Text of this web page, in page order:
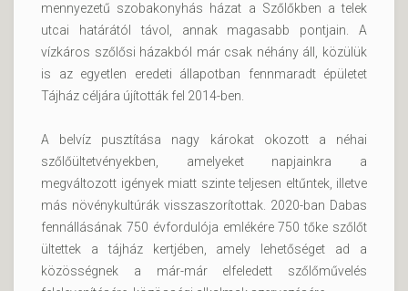
mennyezetű szobakonyhás házat a Szőlőkben a telek
utcai határától távol, annak magasabb pontjain. A
vízkáros szőlősi házakból már csak néhány áll, közülük
is az egyetlen eredeti állapotban fennmaradt épületet
Tájház céljára újították fel 2014-ben.
A belvíz pusztítása nagy károkat okozott a néhai
szőlőültetvényekben, amelyeket napjainkra a
megváltozott igények miatt szinte teljesen eltűntek, illetve
más növénykultúrák visszaszorítottak. 2020-ban Dabas
fennállásának 750 évfordulója emlékére 750 tőke szőlőt
ültettek a tájház kertjében, amely lehetőséget ad a
közösségnek a már-már elfeledett szőlőművelés